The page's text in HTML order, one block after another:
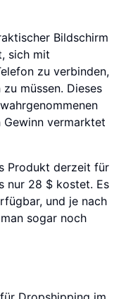
Bildschirm
sich mit
zu verbinden,
müssen. Dieses
Gewinn vermarktet
Produkt derzeit für
nur 28 $ kostet. Es
und je nach
sogar noch